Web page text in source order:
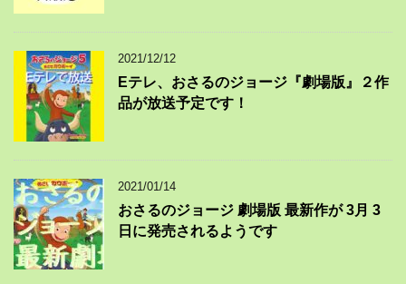
2021/12/12
Eテレ、おさるのジョージ『劇場版』２作
品が放送予定です！
2021/01/14
おさるのジョージ 劇場版 最新作が 3月 3
日に発売されるようです